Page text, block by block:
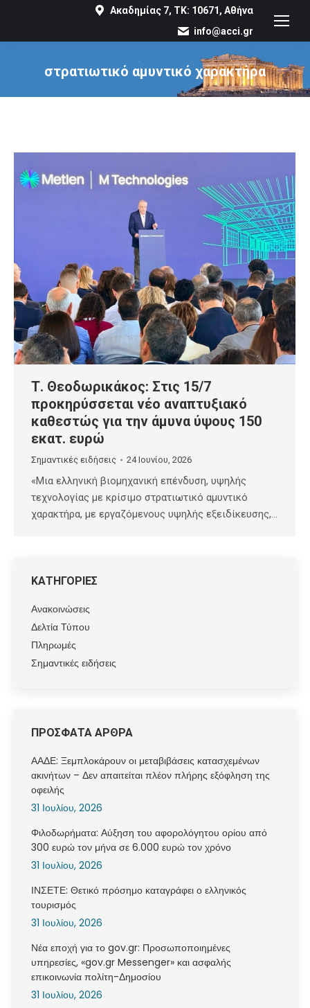
Ακαδημίας 7, ΤΚ: 10671, Αθήνα
info@acci.gr
στρατιωτικό αμυντικό χαρακτήρα
You are here:
Τ. Θεοδωρικάκος: Στις 15/7
προκηρύσσεται νέο αναπτυξιακό
καθεστώς για την άμυνα ύψους 150
εκατ. ευρώ
Σημαντικές ειδήσεις 24 Ιουνίου, 2026
«Μια ελληνική βιομηχανική επένδυση, υψηλής
τεχνολογίας με κρίσιμο στρατιωτικό αμυντικό
χαρακτήρα, με εργαζόμενους υψηλής εξειδίκευσης,…
ΚΑΤΗΓΟΡΙΕΣ
Ανακοινώσεις
Δελτία Τύπου
Πληρωμές
Σημαντικές ειδήσεις
ΠΡΟΣΦΑΤΑ ΑΡΘΡΑ
ΑΑΔΕ: Ξεμπλοκάρουν οι μεταβιβάσεις κατασχεμένων
ακινήτων – Δεν απαιτείται πλέον πλήρης εξόφληση της
οφειλής
31 Ιουλίου, 2026
Φιλοδωρήματα: Αύξηση του αφορολόγητου ορίου από
300 ευρώ τον μήνα σε 6.000 ευρώ τον χρόνο
31 Ιουλίου, 2026
ΙΝΣΕΤΕ: Θετικό πρόσημο καταγράφει ο ελληνικός
τουρισμός
31 Ιουλίου, 2026
Νέα εποχή για το gov.gr: Προσωποποιημένες
υπηρεσίες, «gov.gr Messenger» και ασφαλής
επικοινωνία πολίτη-Δημοσίου
31 Ιουλίου, 2026